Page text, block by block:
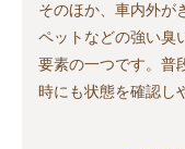
そのほか、車内外が
ペットなどの強い臭
要素の一つです。普
時にも状態を確認し